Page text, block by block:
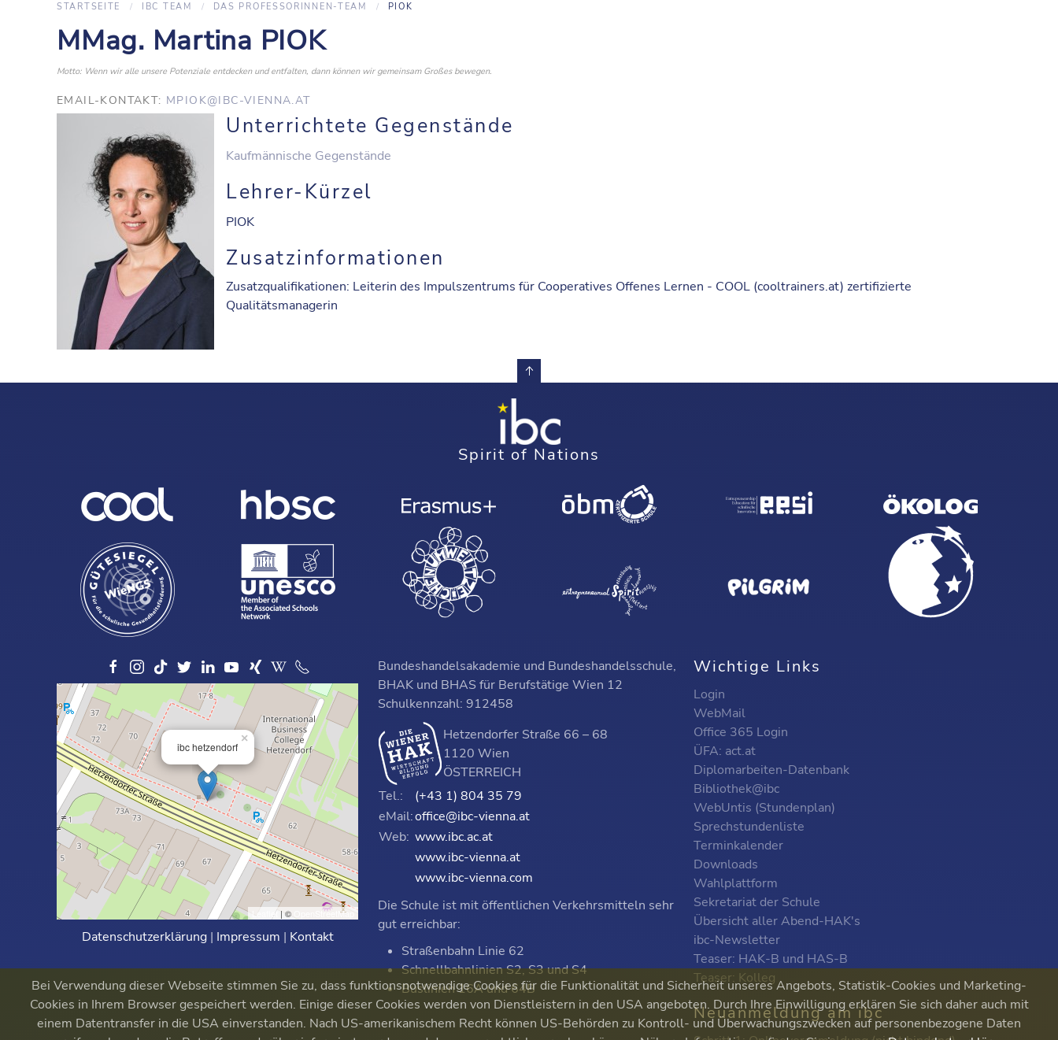
STARTSEITE IBC TEAM DAS PROFESSORINNEN-TEAM PIOK
MMag. Martina PIOK
Motto: Wenn wir alle unsere Potenziale entdecken und entfalten, dann können wir gemeinsam Großes bewegen.
EMAIL-KONTAKT: MPIOK@IBC-VIENNA.AT
Unterrichtete Gegenstände
Kaufmännische Gegenstände
Lehrer-Kürzel
PIOK
Zusatzinformationen
Zusatzqualifikationen: Leiterin des Impulszentrums für Cooperatives Offenes Lernen - COOL (cooltrainers.at) zertifizierte
Qualitätsmanagerin
Spirit of Nations
ibc hetzendorf
×
Leaflet | © OpenStreetMap
Datenschutzerklärung| Impressum | Kontakt
Bundeshandelsakademie und Bundeshandelsschule,
BHAK und BHAS für Berufstätige Wien 12
Schulkennzahl: 912458
Hetzendorfer Straße 66 – 68
1120 Wien
ÖSTERREICH
Tel.:
(+43 1) 804 35 79
eMail:office@ibc-vienna.at
Web: www.ibc.ac.at
www.ibc-vienna.at
www.ibc-vienna.com
Die Schule ist mit öffentlichen Verkehrsmitteln sehr
gut erreichbar:
Straßenbahn Linie 62
Schnellbahnlinien S2, S3 und S4
Buslinien 16A und 64B
Wichtige Links
Login
WebMail
Office 365 Login
ÜFA: act.at
Diplomarbeiten-Datenbank
Bibliothek@ibc
WebUntis (Stundenplan)
Sprechstundenliste
Terminkalender
Downloads
Wahlplattform
Sekretariat der Schule
Übersicht aller Abend-HAK's
ibc-Newsletter
Teaser: HAK-B und HAS-B
Teaser: Kolleg
Neuanmeldung am ibc
Bei Verwendung dieser Webseite stimmen Sie zu, dass funktionsnotwendige Cookies für die Funktionalität und Sicherheit unseres Angebots, Statistik-Cookies und Marketing-
Cookies in Ihrem Browser gespeichert werden. Einige dieser Cookies werden von Dienstleistern in den USA angeboten. Durch Ihre Einwilligung erklären Sie sich daher auch mit
einem Datentransfer in die USA einverstanden. Nach US-amerikanischem Recht können US-Behörden zu Kontroll- und Überwachungszwecken auf personenbezogene Daten